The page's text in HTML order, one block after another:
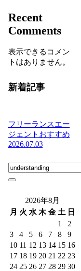
Recent
Comments
表示できるコメン
トはありません。
新着記事
フリーランスエー
ジェントおすすめ
2026.07.03
2026年8月
月 火 水 木 金 土 日
1
2
3
4 5 6 7 8
9
10 11 12 13 14 15 16
17 18 19 20 21 22 23
24 25 26 27 28 29 30